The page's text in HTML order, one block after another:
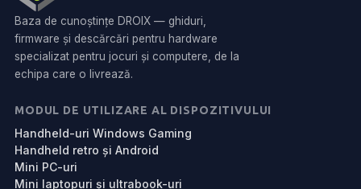
Baza de cunoștințe DROIX — ghiduri,
firmware și descărcări pentru hardware
specializat pentru jocuri și computere, de la
echipa care o livrează.
MODUL DE UTILIZARE AL DISPOZITIVULUI
Handheld-uri Windows Gaming
Handheld retro și Android
Mini PC-uri
Mini laptopuri și ultrabook-uri